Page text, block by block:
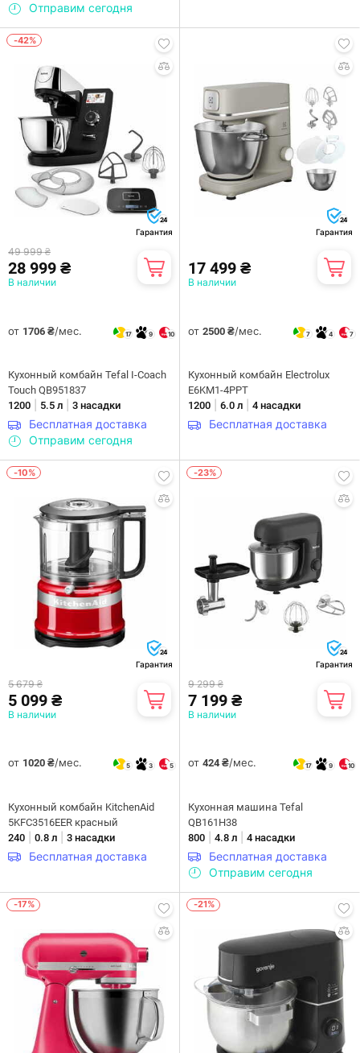
Отправим сегодня
-42%
24
Гарантия
49 999 ₴
28 999 ₴
В наличии
от 1706 ₴/мес. 17 9 10
Кухонный комбайн Tefal I-Coach
Touch QB951837
1200
5.5 л 3 насадки
Бесплатная доставка
Отправим сегодня
24
Гарантия
17 499 ₴
В наличии
от 2500 ₴/мес. 7 4 7
Кухонный комбайн Electrolux
E6KM1-4PPT
1200
6.0 л 4 насадки
Бесплатная доставка
-10%
24
Гарантия
5 679 ₴
5 099 ₴
В наличии
от 1020 ₴/мес. 5 3 5
Кухонный комбайн KitchenAid
5KFC3516EER красный
240
0.8 л 3 насадки
Бесплатная доставка
-23%
24
Гарантия
9 299 ₴
7 199 ₴
В наличии
от 424 ₴/мес. 17 9 10
Кухонная машина Tefal
QB161H38
800
4.8 л 4 насадки
Бесплатная доставка
Отправим сегодня
-17% -21%